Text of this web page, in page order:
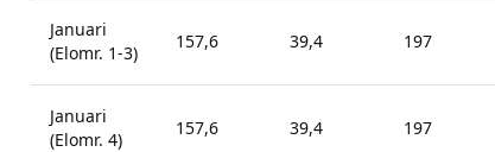
Januari
(Elomr. 1-3)
157,6 39,4 197
Januari
(Elomr. 4)
157,6 39,4 197